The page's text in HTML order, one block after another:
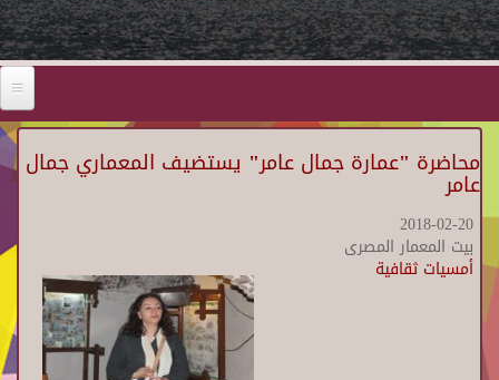
محاضرة "عمارة جمال عامر" يستضيف المعماري جمال
عامر
2018-02-20
بيت المعمار المصرى
أمسيات ثقافية